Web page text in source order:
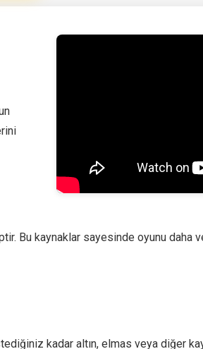
Bu kaynaklar sayesinde oyunu daha
kadar altın, elmas veya diğer